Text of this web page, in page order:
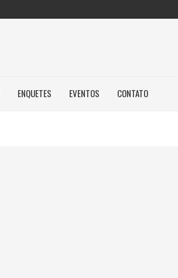
ENQUETES EVENTOS CONTATO